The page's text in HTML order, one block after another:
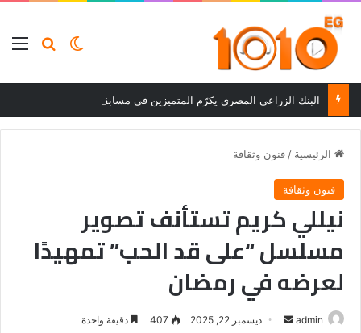
بحثالوضع
الرئيسية / فنون وثقافة
فنون وثقافة
نيللي كريم تستأنف تصوير
مسلسل “على قد الحب” تمهيدًا
لعرضه في رمضان
admin
أرسل ديسمبر 22, 2025 407 دقيقة واحدة